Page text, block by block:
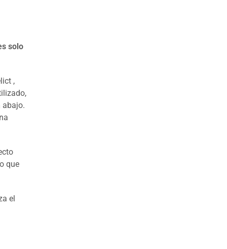
solo
,
abajo.
que
el